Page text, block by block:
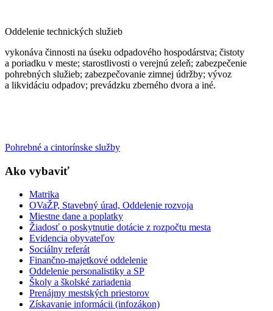
Oddelenie technických služieb
vykonáva činnosti na úseku odpadového hospodárstva; čistoty
a poriadku v meste; starostlivosti o verejnú zeleň; zabezpečenie
pohrebných služieb; zabezpečovanie zimnej údržby; vývoz
a likvidáciu odpadov; prevádzku zberného dvora a iné.
Pohrebné a cintorínske služby
Ako vybaviť
Matrika
OVaŽP, Stavebný úrad, Oddelenie rozvoja
Miestne dane a poplatky
Žiadosť o poskytnutie dotácie z rozpočtu mesta
Evidencia obyvateľov
Sociálny referát
Finančno-majetkové oddelenie
Oddelenie personalistiky a SP
Školy a školské zariadenia
Prenájmy mestských priestorov
Získavanie informácii (infozákon)